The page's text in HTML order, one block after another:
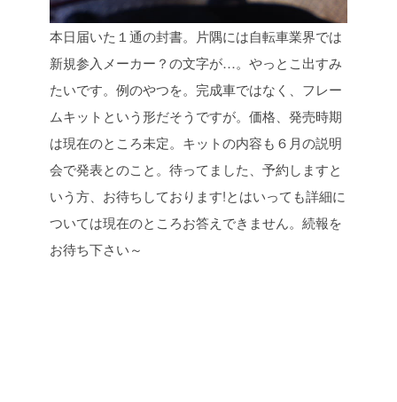
本日届いた１通の封書。片隅には自転車業界では
新規参入メーカー？の文字が…。やっとこ出すみ
たいです。例のやつを。完成車ではなく、フレー
ムキットという形だそうですが。価格、発売時期
は現在のところ未定。キットの内容も６月の説明
会で発表とのこと。待ってました、予約しますと
いう方、お待ちしております!とはいっても詳細に
ついては現在のところお答えできません。続報を
お待ち下さい～